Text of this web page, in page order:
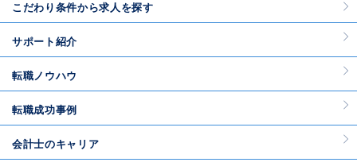
こだわり条件から求人を探す
サポート紹介
転職ノウハウ
転職成功事例
会計士のキャリア